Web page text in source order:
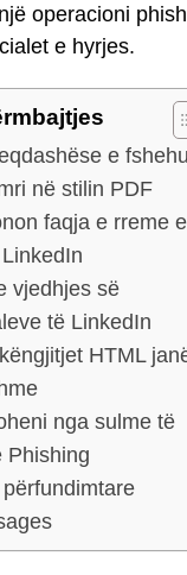
operacioni
e hyrjes.
e
në stilin PDF
faqja e rreme e
vjedhjes së
të LinkedIn
HTML
nga sulme të
Phishing